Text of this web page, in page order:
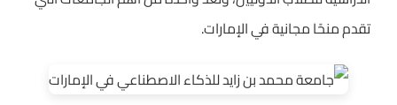
تقدم منحًا مجانية في الإمارات.